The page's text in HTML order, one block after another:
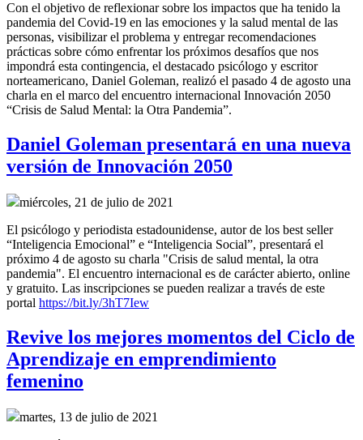
Con el objetivo de reflexionar sobre los impactos que ha tenido la
pandemia del Covid-19 en las emociones y la salud mental de las
personas, visibilizar el problema y entregar recomendaciones
prácticas sobre cómo enfrentar los próximos desafíos que nos
impondrá esta contingencia, el destacado psicólogo y escritor
norteamericano, Daniel Goleman, realizó el pasado 4 de agosto una
charla en el marco del encuentro internacional Innovación 2050
“Crisis de Salud Mental: la Otra Pandemia”.
Daniel Goleman presentará en una nueva
versión de Innovación 2050
miércoles, 21 de julio de 2021
El psicólogo y periodista estadounidense, autor de los best seller
“Inteligencia Emocional” e “Inteligencia Social”, presentará el
próximo 4 de agosto su charla "Crisis de salud mental, la otra
pandemia". El encuentro internacional es de carácter abierto, online
y gratuito. Las inscripciones se pueden realizar a través de este
portal https://bit.ly/3hT7Iew
Revive los mejores momentos del Ciclo de
Aprendizaje en emprendimiento
femenino
martes, 13 de julio de 2021